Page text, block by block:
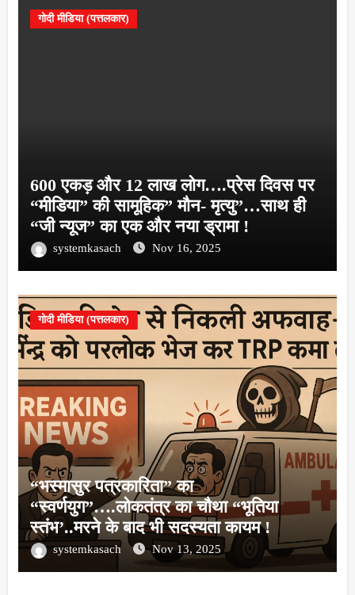
गोदी मीडिया (पत्तलकार)
600 एकड़ और 12 लाख लोग….प्रेस दिवस पर
“मीडिया” की सामूहिक” मौन- मृत्यु”…साथ ही
“जी न्यूज” का एक और नया ड्रामा !
systemkasach Nov 16, 2025
गोदी मीडिया (पत्तलकार)
“भस्मासुर पत्रकारिता” का
“स्वर्णयुग”….लोकतंत्र का चौथा “भूतिया
स्तंभ’..मरने के बाद भी सदस्यता कायम !
systemkasach Nov 13, 2025